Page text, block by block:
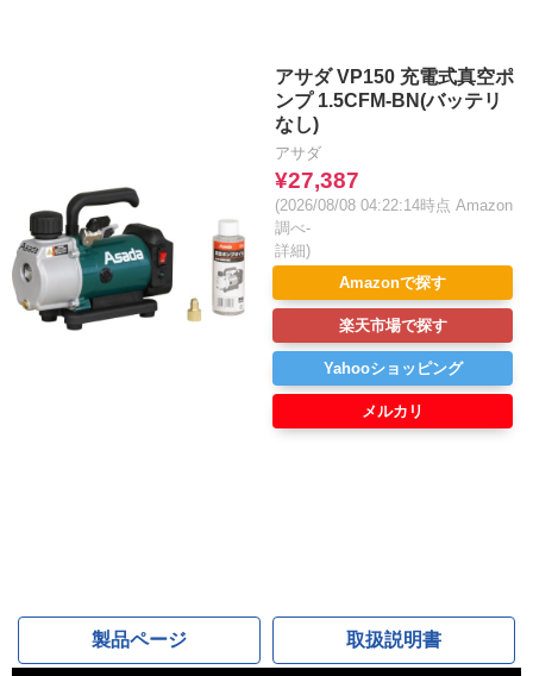
アサダ VP150 充電式真空ポ
ンプ 1.5CFM-BN(バッテリ
なし)
アサダ
¥27,387
(2026/08/08 04:22:14時点 Amazon
調べ-
詳細)
Amazonで探す
楽天市場で探す
Yahooショッピング
メルカリ
製品ページ 取扱説明書